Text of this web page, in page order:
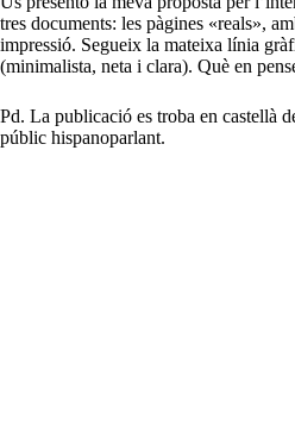
tres documents: les pàgines «reals»,
impressió. Segueix la mateixa línia
(minimalista, neta i clara). Què en
Pd. La publicació es troba en castellà
públic hispanoparlant.